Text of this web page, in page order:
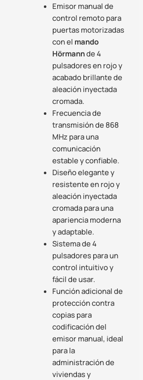
Emisor manual de
control remoto para
puertas motorizadas
con el mando
Hörmannde 4
pulsadores en rojo y
acabado brillante de
aleación inyectada
cromada.
Frecuencia de
transmisión de 868
MHz para una
comunicación
estable y confiable.
Diseño elegante y
resistente en rojo y
aleación inyectada
cromada para una
apariencia moderna
y adaptable.
Sistema de 4
pulsadores para un
control intuitivo y
fácil de usar.
Función adicional de
protección contra
copias para
codificación del
emisor manual, ideal
para la
administración de
viviendas y